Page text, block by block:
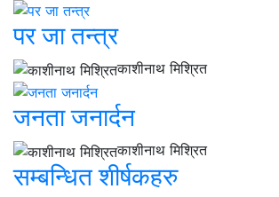
पर जा तन्त्र
काशीनाथ मिश्रित
जनता जनार्दन
काशीनाथ मिश्रित
सम्बन्धित शीर्षकहरु